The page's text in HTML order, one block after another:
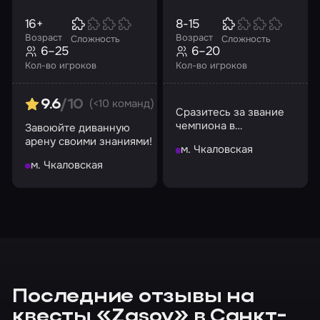
Возраст
16+
Сложность
Кол-во игроков
6–25
9.6/10 (<10 команд)
Завоюйте диванную
арену своими знаниями!
м. Чкаловская
Возраст
8-15
Сложность
Кол-во игроков
6–20
Сразитесь за звание
чемпиона в
м. Чкаловская
Последние отзывы на